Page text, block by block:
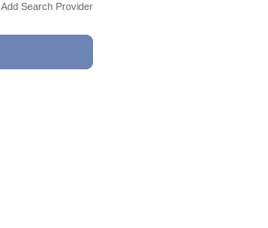
Add Search Provider